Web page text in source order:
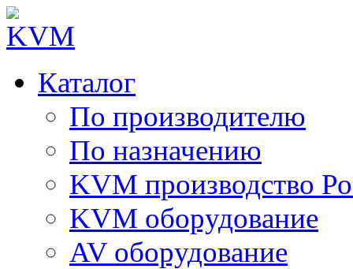
Каталог
По производителю
По назначению
KVM производство
KVM оборудование
AV оборудование